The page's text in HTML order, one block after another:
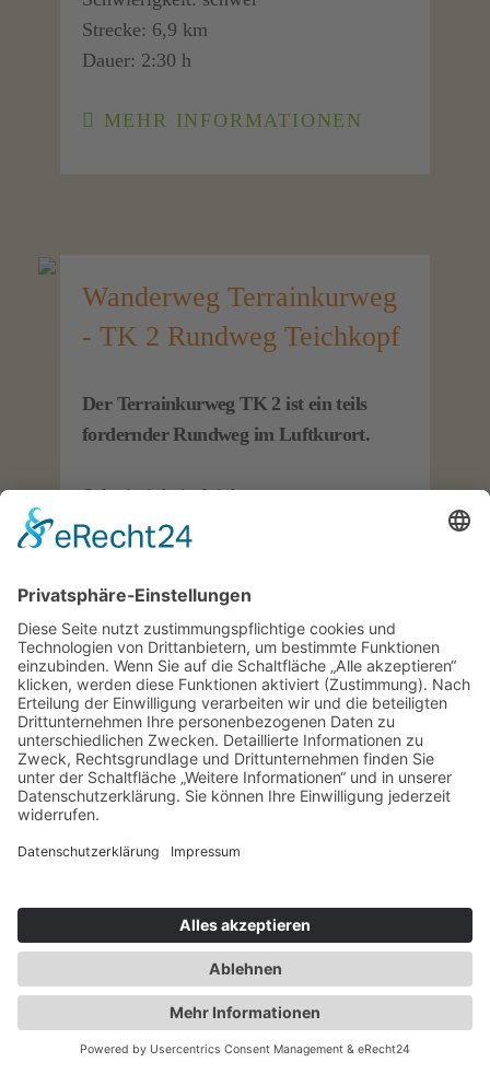
Strecke: 6,9 km
Dauer: 2:30 h
MEHR INFORMATIONEN
Wanderweg Terrainkurweg
- TK 2 Rundweg Teichkopf
Der Terrainkurweg TK 2 ist ein teils
fordernder Rundweg im Luftkurort.
Schwierigkeit: leicht
Strecke: 5,5 km
© Foto: TI Ilmenau
MEHR INFORMATIONEN
"Terrainkurweg TK3 - Zum
Kickelhahn
Der Terrainkurweg TK3 ist ein
anspruchsvoller öfters ansteigender stark